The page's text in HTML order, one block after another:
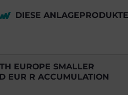
DIESE
EUROPE SMALLER
EUR R ACCUMULATION